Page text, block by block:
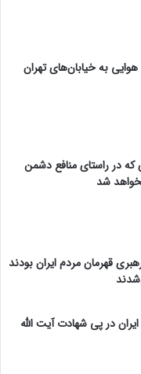
که در راستای منافع دشمن
شد
قهرمان مردم ایران بودند
در پی شهادت آیت الله